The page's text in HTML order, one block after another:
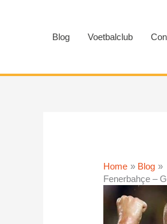
Blog Voetbalclub
Home
Blog
Fenerbahçe –